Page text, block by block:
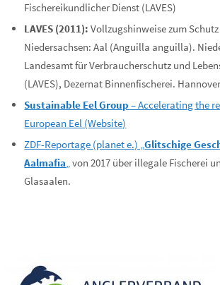
Fischereikundlicher Dienst (LAVES)
LAVES (2011): Vollzugshinweise zum
Niedersachsen: Aal (Anguilla anguilla).
Landesamt für Verbraucherschutz und
(LAVES), Dezernat Binnenfischerei.
Sustainable Eel Group – Accelerating the
European Eel (Website)
ZDF-Reportage (planet e.) „Glitschige
Aalmafia„von 2017 über illegale Fischerei
Glasaalen.